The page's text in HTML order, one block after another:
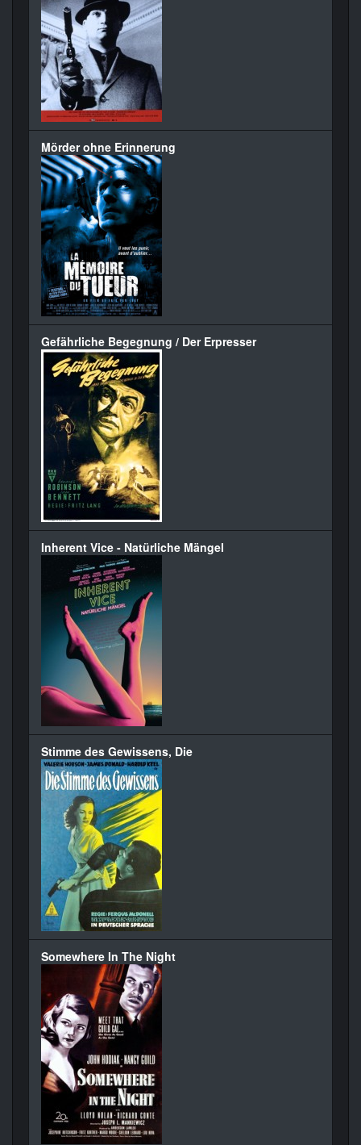
Mörder ohne Erinnerung
Gefährliche Begegnung / Der Erpresser
Inherent Vice - Natürliche Mängel
Stimme des Gewissens, Die
Somewhere In The Night